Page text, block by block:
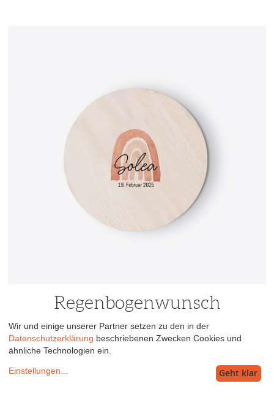
Regenbogenwunsch
Wir und einige unserer Partner setzen zu den in der
Datenschutzerklärung beschriebenen Zwecken Cookies und
ähnliche Technologien ein.
Einstellungen Geht klar